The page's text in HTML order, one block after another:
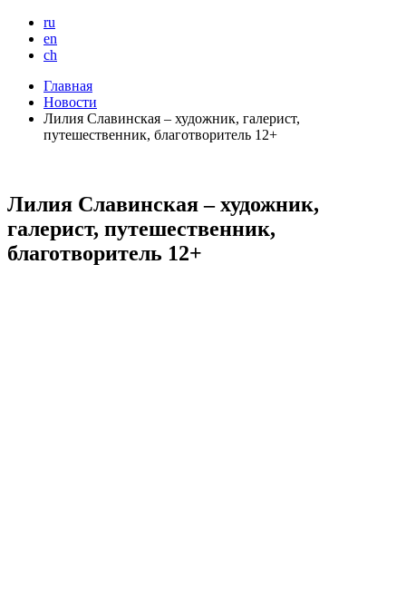
ru
en
ch
Главная
Новости
Лилия Славинская – художник, галерист,
путешественник, благотворитель 12+
Лилия Славинская – художник,
галерист, путешественник,
благотворитель 12+